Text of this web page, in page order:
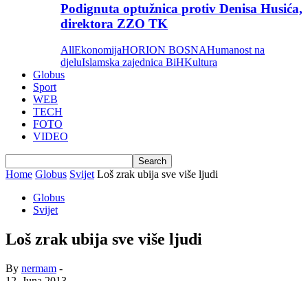
Podignuta optužnica protiv Denisa Husića,
direktora ZZO TK
AllEkonomijaHORION BOSNAHumanost na
djeluIslamska zajednica BiHKultura
Globus
Sport
WEB
TECH
FOTO
VIDEO
Home Globus Svijet Loš zrak ubija sve više ljudi
Globus
Svijet
Loš zrak ubija sve više ljudi
By nermam -